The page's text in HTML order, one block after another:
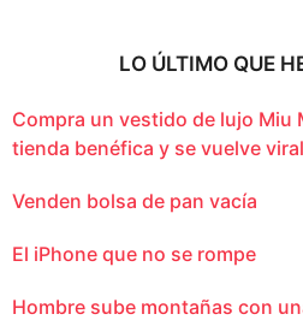
LO ÚLTIMO QUE
Compra un vestido de lujo Miu
tienda benéfica y se vuelve viral
Venden bolsa de pan vacía
El iPhone que no se rompe
Hombre sube montañas con